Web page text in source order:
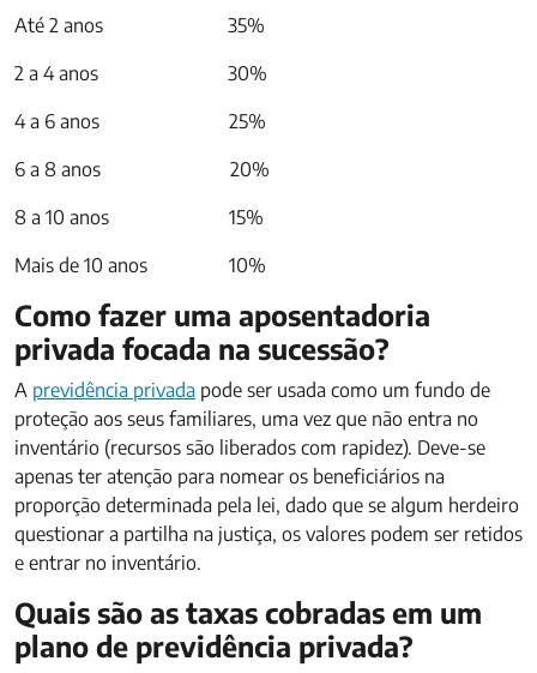
Até 2 anos 35%
2 a 4 anos 30%
4 a 6 anos 25%
6 a 8 anos 20%
8 a 10 anos 15%
Mais de 10 anos 10%
Como fazer uma aposentadoria
privada focada na sucessão?
A previdência privada pode ser usada como um fundo de
proteção aos seus familiares, uma vez que não entra no
inventário (recursos são liberados com rapidez). Deve-se
apenas ter atenção para nomear os beneficiários na
proporção determinada pela lei, dado que se algum herdeiro
questionar a partilha na justiça, os valores podem ser retidos
e entrar no inventário.
Quais são as taxas cobradas em um
plano de previdência privada?